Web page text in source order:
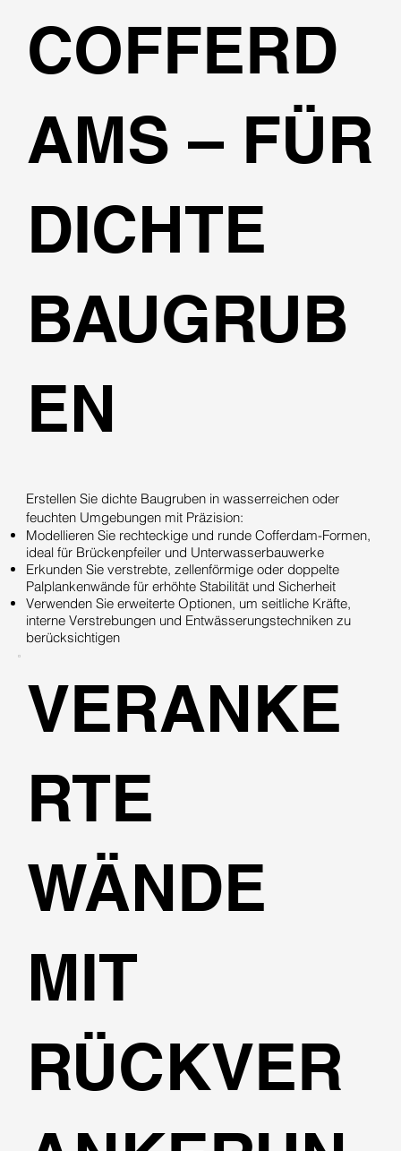
Erstellen Sie dichte Baugruben in wasserreichen oder
feuchten Umgebungen mit Präzision:
Modellieren Sie rechteckige und runde Cofferdam-Formen,
ideal für Brückenpfeiler und Unterwasserbauwerke
Erkunden Sie verstrebte, zellenförmige oder doppelte
Palplankenwände für erhöhte Stabilität und Sicherheit
Verwenden Sie erweiterte Optionen, um seitliche Kräfte,
interne Verstrebungen und Entwässerungstechniken zu
berücksichtigen
COFFERD
AMS – FÜR
DICHTE
BAUGRUB
EN
VERANKE
RTE
WÄNDE
MIT
RÜCKVER